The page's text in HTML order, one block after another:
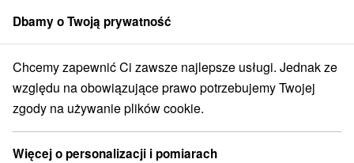
członek grupySorger
Stredné Slovensko Žilinský kraj Vitanová Orava Hotel Vitanová
Orava Hotel Vitanová
Vitanová
Dbamy o Twoją prywatność
Chcemy zapewnić Ci zawsze najlepsze usługi. Jednak ze
względu na obowiązujące prawo potrzebujemy Twojej
zgody na używanie plików cookie.
Więcej o personalizacji i pomiarach